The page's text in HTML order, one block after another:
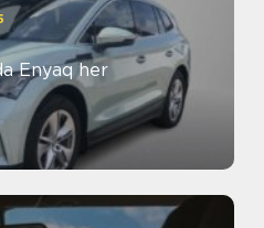
Enyaq her